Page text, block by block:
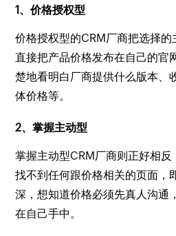
1、价格授权型
价格授权型的CRM厂商把选择
直接把产品价格发布在自己的官
楚地看明白厂商提供什么版本、
体价格等。
2、掌握主动型
掌握主动型CRM厂商则正好相
找不到任何跟价格相关的页面，
深，想知道价格必须先真人沟通
在自己手中。